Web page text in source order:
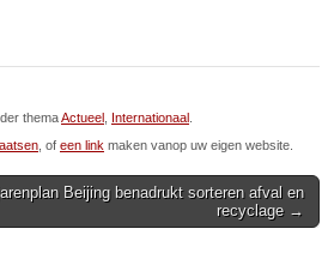
themaActueel Internationaal
, of een link maken vanop uw eigen website.
Beijing benadrukt sorteren afval en
recyclage →